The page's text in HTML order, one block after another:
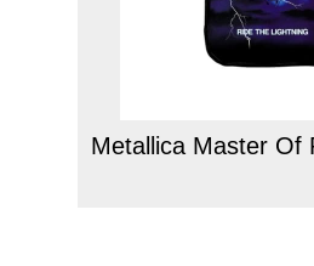
Metallica Master Of